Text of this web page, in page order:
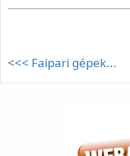
<<< Faipari gépek...